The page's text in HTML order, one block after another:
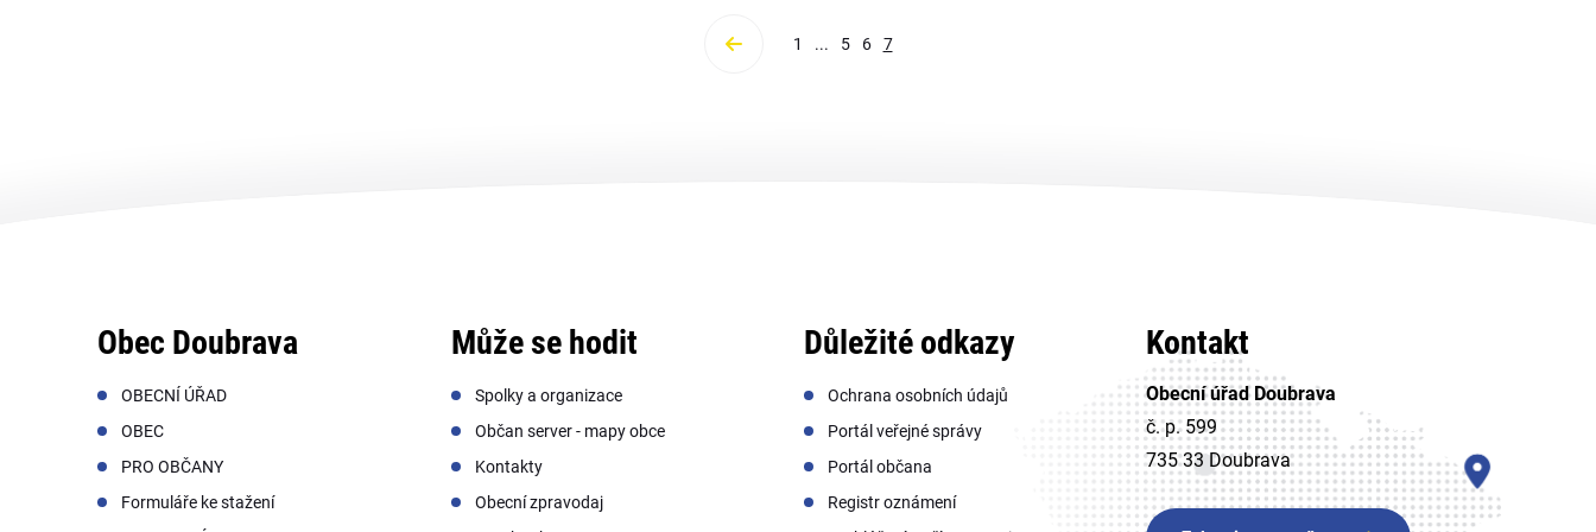
1 ... 5 6 7
Obec Doubrava
OBECNÍ ÚŘAD
OBEC
PRO OBČANY
Formuláře ke stažení
Může se hodit
Spolky a organizace
Občan server - mapy obce
Kontakty
Obecní zpravodaj
Důležité odkazy
Ochrana osobních údajů
Portál veřejné správy
Portál občana
Registr oznámení
Kontakt
Obecní úřad Doubrava
č. p. 599
735 33 Doubrava